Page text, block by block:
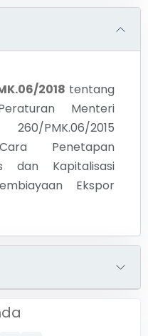
2018 tentang
Menteri
PMK.06/2015
Penetapan
dan Kapitalisasi
Ekspor